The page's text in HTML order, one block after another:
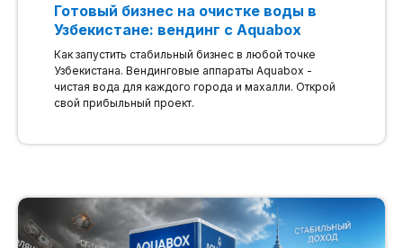
Готовый бизнес на очистке воды в
Узбекистане: вендинг с Aquabox
Как запустить стабильный бизнес в любой точке
Узбекистана. Вендинговые аппараты Aquabox -
чистая вода для каждого города и махалли. Открой
свой прибыльный проект.